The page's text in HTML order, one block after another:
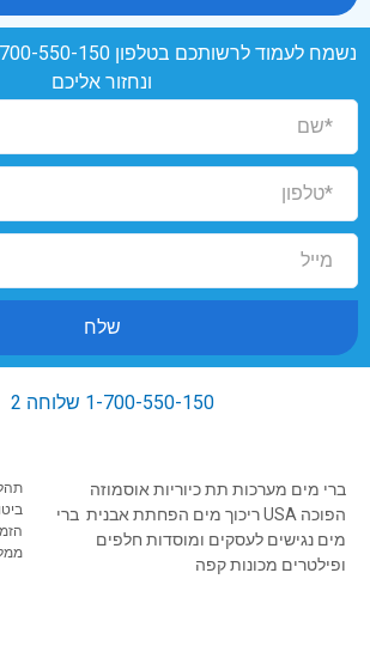
נשמח לעמוד לרשותכם בטלפון550-150
ונחזור אליכם
שלח
1-700-550-150 שלוחה 2 |
ברי מים מערכות תת כיוריות אוסמוזה
הפוכה USA
ריכוך מים הפחתת אבנית ברי
מים נגישים לעסקים ומוסדות חלפים
ופילטרים מכונות קפה
ב